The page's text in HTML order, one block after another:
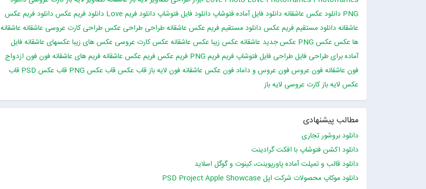
PNG دانلود عکس عاشقانهدانلود فایل آماده فتوشاپ دانلود فایل فتوشاپ دانلود فریم Love دانلود فریم عکسدانلود فریم عکس
عاشقانهدانلود مستقیم فریم عکسدانلود مستقیم فریم عکس عاشقانهطراحی طراحی عکسطراحی کارت عروسی عاشقانه عاشقانه
ها عکس عکس PNG عکس جدید عاشقانه عکس زیبا عکس عاشقانه عکس کارت عروسی عکس های زیبا عکسهای عاشقانه فایل
آماده برای طراحی فایل طراحی فایل فتوشاپ فریم فریم PNG فریم عکس فریم عکس عاشقانه فریم های عاشقانه فون فون ازدواج
فون عاشقانه فون عروس فون عروس و داماد فون عکس عاشقانه فون لایه باز قاب عکس قاب عکس PNG قاب عکس PSD
قاب
عکس لایه بازکارت عروسی لایه باز
مطالب پیشنهادی
دانلود بروشور تجاری
دانلود اکشن فتوشاپ با افکت گرادینت
دانلود قالب و تمپلت آماده پاورپوینت، کینوت و گوگل اسلاید
دانلود موکاپ محصولات شرکت اپل PSD Project Apple Showcase